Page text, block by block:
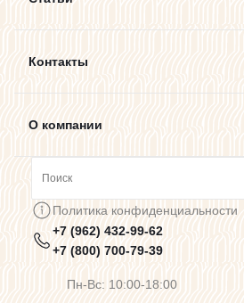
Контакты
О компании
Предупреждения о цветопередаче
Политика конфиденциальности
+7 (962) 432-99-62
+7 (800) 700-79-39
Пн-Вс: 10:00-18:00